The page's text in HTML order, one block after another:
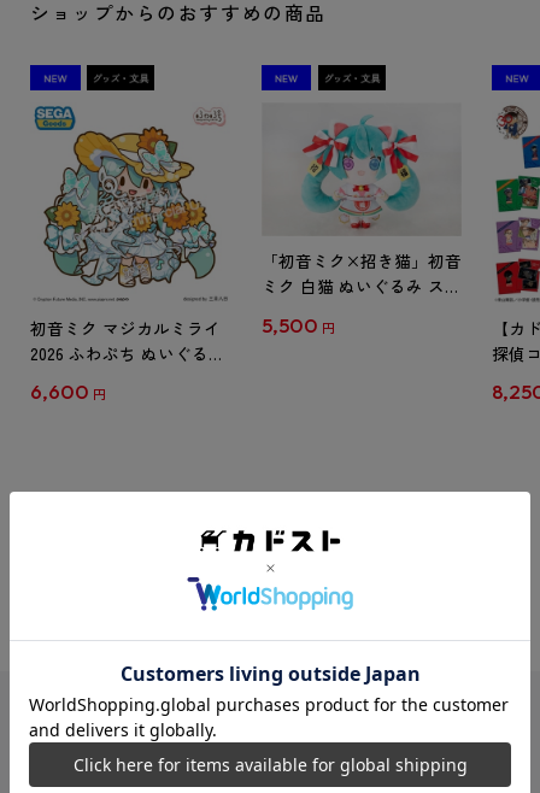
ショップからのおすすめの商品
初音ミク マジカルミライ
2026 ふわぷち ぬいぐるみ
6,600 円
「初音ミク×招き猫」初音
ミク 白猫 ぬいぐるみ スタ
5,500 円
【カ
探偵
クリ
最近見た商品